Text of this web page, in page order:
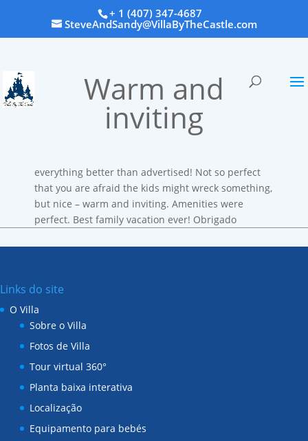
+ 1 (407) 347-4687
SteveAndSandy@VillaByTheCastle.com
Warm and
inviting
everything better than advertised! Not so perfect
that you are afraid the kids might wreck something,
but nice – warm and inviting. Amenities were
perfect. Best family vacation ever! Obrigado
Links do site
O Villa
Sobre o Villa
Fotos de Villa
Tour virtual 360°
Planta baixa interativa
Localização
Equipamento para bebés